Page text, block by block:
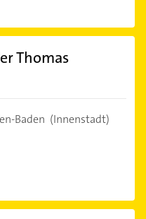
Thomas
Baden (Innenstadt)